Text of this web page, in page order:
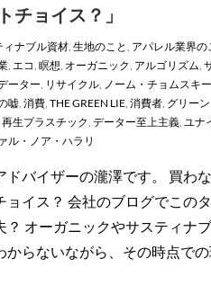
チョイス？」
ィナブル資材, 生地のこと, アパレル業界の
, エコ, 瞑想, オーガニック, アルゴリズム,
ーター, リサイクル, ノーム・チョムスキー
嘘, 消費, THE GREEN LIE, 消費者, グリーン
再生プラスチック, データー至上主義, ユナ
ル・ノア・ハラリ
ドバイザーの瀧澤です。 買わ
ョイス？ 会社のブログでこの
？ オーガニックやサスティナ
からないながら、その時点で